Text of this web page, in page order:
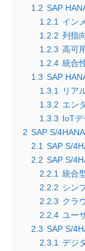
1.2 SAP
1.2.1
イン
1.2.2 列指
1.2.3 高可
1.2.4 統合
1.3 SAP
1.3.1
リア
1.3.2 エン
1.3.3 IoTデ
2 SAP S/
2.1 SAP S/
2.2 SAP S/
2.2.1 統合
2.2.2 シン
2.2.3 クラ
2.2.4 ユー
2.3 SAP S/
2.3.1 デジ